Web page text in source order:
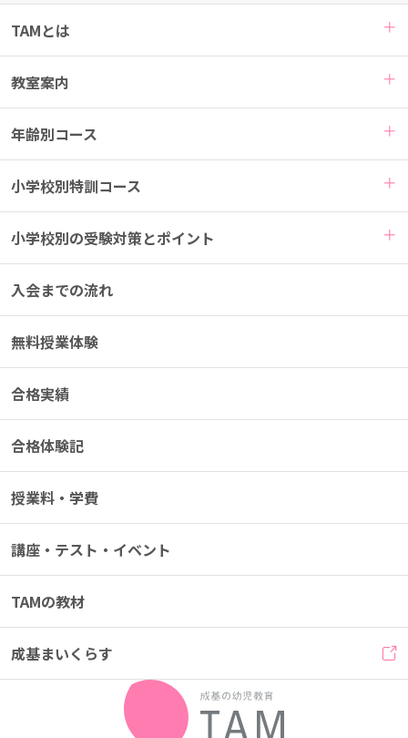
TAMとは
教室案内
年齢別コース
小学校別特訓コース
小学校別の受験対策とポイント
入会までの流れ
無料授業体験
合格実績
合格体験記
授業料・学費
講座・テスト・イベント
TAMの教材
成基まいくらす